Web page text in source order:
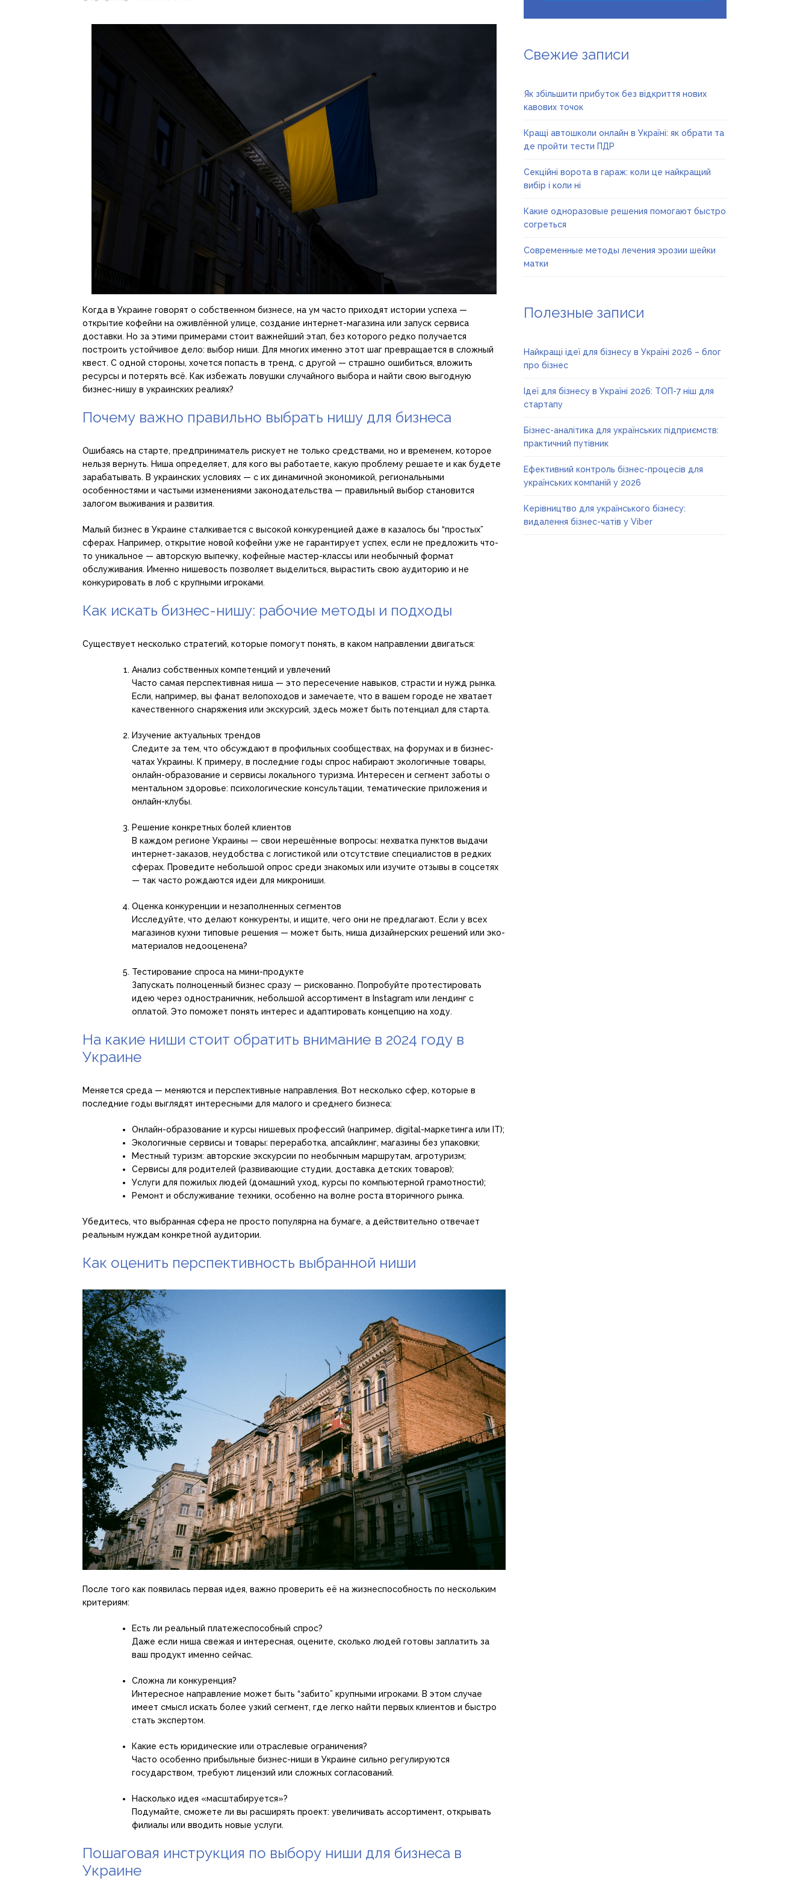
Когда в Украине говорят о собственном бизнесе, на ум часто приходят истории успеха —
открытие кофейни на оживлённой улице, создание интернет-магазина или запуск сервиса
доставки. Но за этими примерами стоит важнейший этап, без которого редко получается
построить устойчивое дело: выбор ниши. Для многих именно этот шаг превращается в сложный
квест. С одной стороны, хочется попасть в тренд, с другой — страшно ошибиться, вложить
ресурсы и потерять всё. Как избежать ловушки случайного выбора и найти свою выгодную
бизнес-нишу в украинских реалиях?
Почему важно правильно выбрать нишу для бизнеса
Ошибаясь на старте, предприниматель рискует не только средствами, но и временем, которое
нельзя вернуть. Ниша определяет, для кого вы работаете, какую проблему решаете и как будете
зарабатывать. В украинских условиях — с их динамичной экономикой, региональными
особенностями и частыми изменениями законодательства — правильный выбор становится
залогом выживания и развития.
Малый бизнес в Украине сталкивается с высокой конкуренцией даже в казалось бы “простых”
сферах. Например, открытие новой кофейни уже не гарантирует успех, если не предложить что-
то уникальное — авторскую выпечку, кофейные мастер-классы или необычный формат
обслуживания. Именно нишевость позволяет выделиться, вырастить свою аудиторию и не
конкурировать в лоб с крупными игроками.
Как искать бизнес-нишу: рабочие методы и подходы
Существует несколько стратегий, которые помогут понять, в каком направлении двигаться:
Анализ собственных компетенций и увлечений
Часто самая перспективная ниша — это пересечение навыков, страсти и нужд рынка.
Если, например, вы фанат велопоходов и замечаете, что в вашем городе не хватает
качественного снаряжения или экскурсий, здесь может быть потенциал для старта.
Изучение актуальных трендов
Следите за тем, что обсуждают в профильных сообществах, на форумах и в бизнес-
чатах Украины. К примеру, в последние годы спрос набирают экологичные товары,
онлайн-образование и сервисы локального туризма. Интересен и сегмент заботы о
ментальном здоровье: психологические консультации, тематические приложения и
онлайн-клубы.
Решение конкретных болей клиентов
В каждом регионе Украины — свои нерешённые вопросы: нехватка пунктов выдачи
интернет-заказов, неудобства с логистикой или отсутствие специалистов в редких
сферах. Проведите небольшой опрос среди знакомых или изучите отзывы в соцсетях
— так часто рождаются идеи для микрониши.
Оценка конкуренции и незаполненных сегментов
Исследуйте, что делают конкуренты, и ищите, чего они не предлагают. Если у всех
магазинов кухни типовые решения — может быть, ниша дизайнерских решений или эко-
материалов недооценена?
Тестирование спроса на мини-продукте
Запускать полноценный бизнес сразу — рискованно. Попробуйте протестировать
идею через одностраничник, небольшой ассортимент в Instagram или лендинг с
оплатой. Это поможет понять интерес и адаптировать концепцию на ходу.
На какие ниши стоит обратить внимание в 2024 году в
Украине
Меняется среда — меняются и перспективные направления. Вот несколько сфер, которые в
последние годы выглядят интересными для малого и среднего бизнеса:
Онлайн-образование и курсы нишевых профессий (например, digital-маркетинга или IT);
Экологичные сервисы и товары: переработка, апсайклинг, магазины без упаковки;
Местный туризм: авторские экскурсии по необычным маршрутам, агротуризм;
Сервисы для родителей (развивающие студии, доставка детских товаров);
Услуги для пожилых людей (домашний уход, курсы по компьютерной грамотности);
Ремонт и обслуживание техники, особенно на волне роста вторичного рынка.
Убедитесь, что выбранная сфера не просто популярна на бумаге, а действительно отвечает
реальным нуждам конкретной аудитории.
Как оценить перспективность выбранной ниши
После того как появилась первая идея, важно проверить её на жизнеспособность по нескольким
критериям:
Есть ли реальный платежеспособный спрос?
Даже если ниша свежая и интересная, оцените, сколько людей готовы заплатить за
ваш продукт именно сейчас.
Сложна ли конкуренция?
Интересное направление может быть “забито” крупными игроками. В этом случае
имеет смысл искать более узкий сегмент, где легко найти первых клиентов и быстро
стать экспертом.
Какие есть юридические или отраслевые ограничения?
Часто особенно прибыльные бизнес-ниши в Украине сильно регулируются
государством, требуют лицензий или сложных согласований.
Насколько идея «масштабируется»?
Подумайте, сможете ли вы расширять проект: увеличивать ассортимент, открывать
филиалы или вводить новые услуги.
Пошаговая инструкция по выбору ниши для бизнеса в
Украине
Свежие записи
Як збільшити прибуток без відкриття нових
кавових точок
Кращі автошколи онлайн в Україні: як обрати та
де пройти тести ПДР
Секційні ворота в гараж: коли це найкращий
вибір і коли ні
Какие одноразовые решения помогают быстро
согреться
Современные методы лечения эрозии шейки
матки
Полезные записи
Найкращі ідеї для бізнесу в Україні 2026 – блог
про бізнес
Ідеї для бізнесу в Україні 2026: ТОП-7 ніш для
стартапу
Бізнес-аналітика для українських підприємств:
практичний путівник
Ефективний контроль бізнес-процесів для
українських компаній у 2026
Керівництво для українського бізнесу:
видалення бізнес-чатів у Viber